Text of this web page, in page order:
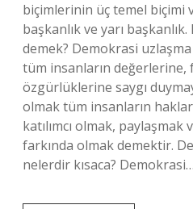
biçimlerinin üç temel biçimi
başkanlık ve yarı
demek? Demokrasi
tüm insanların değerlerine,
özgürlüklerine saygı
olmak tüm insanların
katılımcı olmak, paylaşmak
farkında olmak demektir.
nelerdir kısaca? Demokrasi…